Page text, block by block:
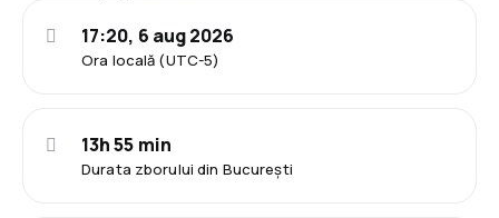
Ora locală (UTC-5)
17:20, 6 aug 2026
Durata zborului din București
13h 55 min